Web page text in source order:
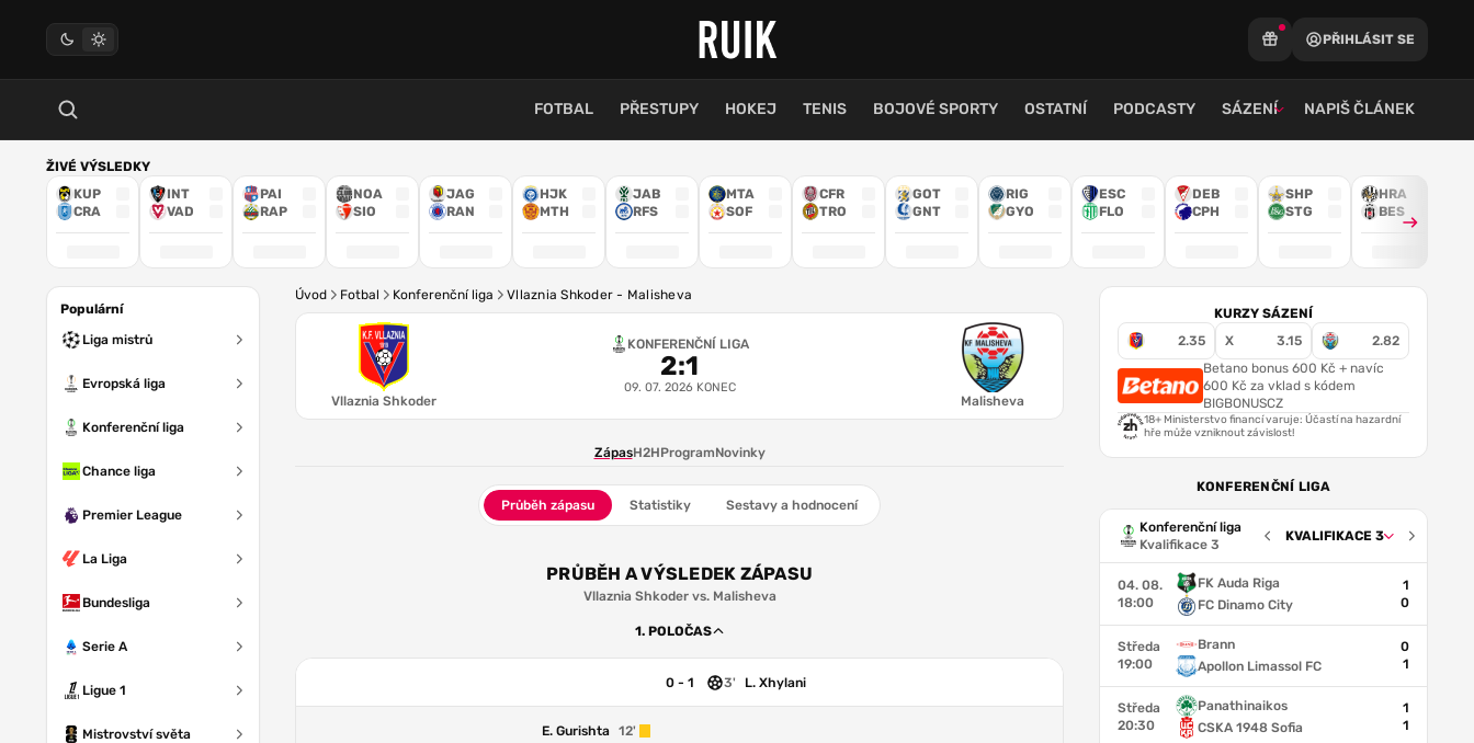
PŘIHLÁSIT SE
FOTBAL PŘESTUPY HOKEJ TENIS BOJOVÉ SPORTY OSTATNÍ PODCASTY SÁZENÍ NAPIŠ ČLÁNEK
ŽIVÉ VÝSLEDKY
KUP
CRA
INT
VAD
PAI
RAP
NOA
SIO
JAG
RAN
HJK
MTH
JAB
RFS
MTA
SOF
CFR
TRO
GOT
GNT
RIG
GYO
ESC
FLO
DEB
CPH
SHP
STG
HRA
BES
Populární
Liga mistrů
Evropská liga
Konferenční liga
Chance liga
Premier League
La Liga
Bundesliga
Serie A
Ligue 1
Mistrovství světa
Úvod Fotbal Konferenční liga Vllaznia Shkoder - Malisheva
Vllaznia Shkoder
KONFERENČNÍ LIGA
2:1
09. 07. 2026 KONEC
Malisheva
ZápasH2HProgramNovinky
Průběh zápasu Statistiky Sestavy a hodnocení
PRŮBĚH A VÝSLEDEK ZÁPASU
Vllaznia Shkoder vs. Malisheva
1. POLOČAS
0 - 1 3' L. Xhylani
E. Gurishta 12'
KURZY SÁZENÍ
2.35
X 3.15
2.82
Betano bonus 600 Kč + navíc
600 Kč za vklad s kódem
BIGBONUSCZ
18+ Ministerstvo financí varuje: Účastí na hazardní
hře může vzniknout závislost!
KONFERENČNÍ LIGA
Konferenční liga
Kvalifikace 3
KVALIFIKACE 3
04. 08.
18:00
FK Auda Riga
FC Dinamo City
1
0
Středa
19:00
Brann
Apollon Limassol FC
0
1
Středa
20:30
Panathinaikos
CSKA 1948 Sofia
1
1